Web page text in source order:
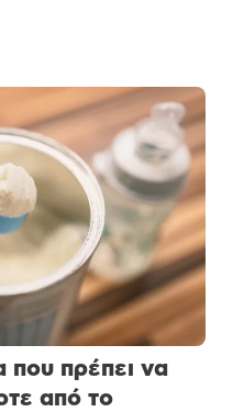
που πρέπει να
από το